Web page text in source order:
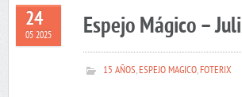
24
05 2025 Espejo Mágico – Juli
15 AÑOS,ESPEJO MAGICO,FOTERIX